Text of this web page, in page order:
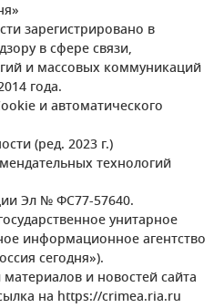
зарегистрировано в
в сфере связи,
и массовых коммуникаций
года.
и автоматического
(ред. 2023 г.)
технологий
Эл № ФС77-57640.
унитарное
информационное агентство
сегодня»).
и новостей сайта
на https://crimea.ria.ru